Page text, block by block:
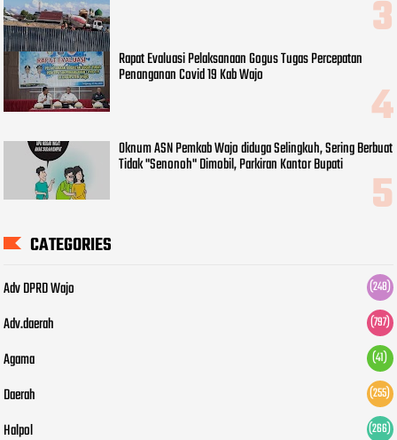
Rapat Evaluasi Pelaksanaan Gogus Tugas Percepatan
Penanganan Covid 19 Kab Wajo
Oknum ASN Pemkab Wajo diduga Selingkuh, Sering Berbuat
Tidak "Senonoh" Dimobil, Parkiran Kantor Bupati
CATEGORIES
Adv DPRD Wajo (248)
Adv.daerah (797)
Agama (41)
Daerah (255)
Halpol (266)